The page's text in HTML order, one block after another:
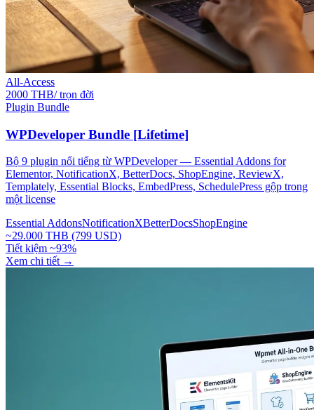
All-Access
2000 THB/ trọn đời
Plugin Bundle
WPDeveloper Bundle [Lifetime]
Bộ 9 plugin nổi tiếng từ WPDeveloper — Essential Addons for
Elementor, NotificationX, BetterDocs, ShopEngine, ReviewX,
Templately, Essential Blocks, EmbedPress, SchedulePress gộp trong
một license
Essential AddonsNotificationXBetterDocsShopEngine
~29.000 THB (799 USD)
Tiết kiệm ~93%
Xem chi tiết →